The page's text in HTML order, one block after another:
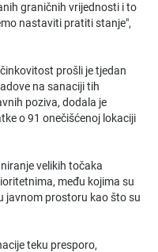
graničnih vrijednosti i to
nastaviti pratiti stanje",
prošli je tjedan
na sanaciji tih
poziva, dodala je
o 91 onečišćenoj lokaciji
velikih točaka
među kojima su
javnom prostoru kao što su
teku presporo,